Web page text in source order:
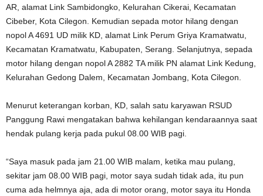
AR, alamat Link Sambidongko, Kelurahan Cikerai, Kecamatan
Cibeber, Kota Cilegon. Kemudian sepada motor hilang dengan
nopol A 4691 UD milik KD, alamat Link Perum Griya Kramatwatu,
Kecamatan Kramatwatu, Kabupaten, Serang. Selanjutnya, sepada
motor hilang dengan nopol A 2882 TA milik PN alamat Link Kedung,
Kelurahan Gedong Dalem, Kecamatan Jombang, Kota Cilegon.
Menurut keterangan korban, KD, salah satu karyawan RSUD
Panggung Rawi mengatakan bahwa kehilangan kendaraannya saat
hendak pulang kerja pada pukul 08.00 WIB pagi.
“Saya masuk pada jam 21.00 WIB malam, ketika mau pulang,
sekitar jam 08.00 WIB pagi, motor saya sudah tidak ada, itu pun
cuma ada helmnya aja, ada di motor orang, motor saya itu Honda